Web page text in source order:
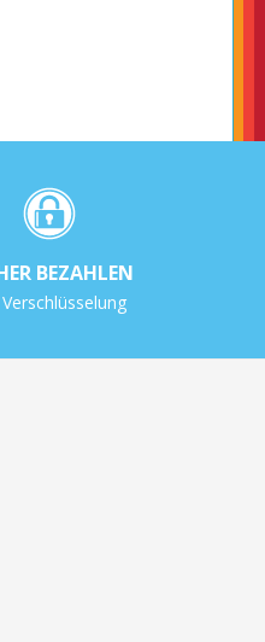
BEZAHLEN